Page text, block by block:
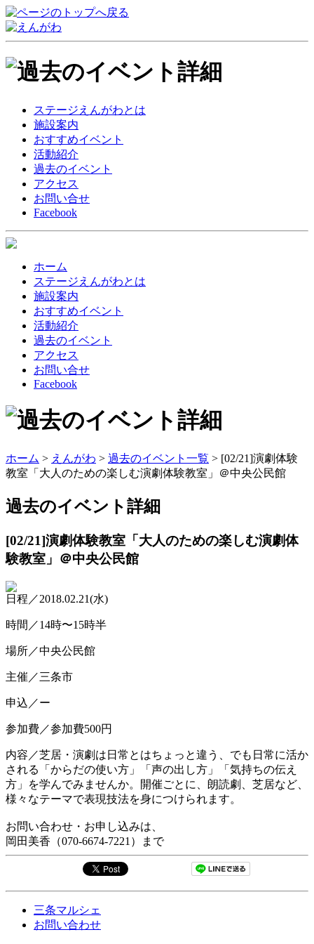
ステージえんがわとは
施設案内
おすすめイベント
活動紹介
過去のイベント
アクセス
お問い合せ
Facebook
ホーム
ステージえんがわとは
施設案内
おすすめイベント
活動紹介
過去のイベント
アクセス
お問い合せ
Facebook
ホーム > えんがわ > 過去のイベント一覧 > [02/21]演劇体験
教室「大人のための楽しむ演劇体験教室」＠中央公民館
過去のイベント詳細
[02/21]演劇体験教室「大人のための楽しむ演劇体
験教室」＠中央公民館
日程／2018.02.21(水)
時間／14時〜15時半
場所／中央公民館
主催／三条市
申込／ー
参加費／参加費500円
内容／芝居・演劇は日常とはちょっと違う、でも日常に活か
される「からだの使い方」「声の出し方」「気持ちの伝え
方」を学んでみませんか。開催ごとに、朗読劇、芝居など、
様々なテーマで表現技法を身につけられます。
お問い合わせ・お申し込みは、
岡田美香（070-6674-7221）まで
三条マルシェ
お問い合わせ